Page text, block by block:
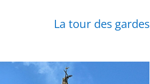
La tour des gardes